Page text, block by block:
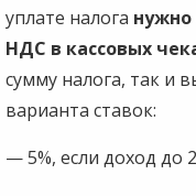
уплате налога нужно
НДС в кассовых
сумму налога, так и
варианта ставок:
— 5%, если доход до